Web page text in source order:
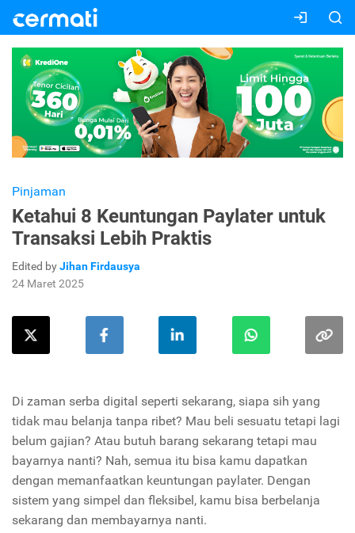
Pinjaman
Ketahui 8 Keuntungan Paylater untuk
Transaksi Lebih Praktis
Edited byJihan Firdausya
24 Maret 2025
Di zaman serba digital seperti sekarang, siapa sih yang
tidak mau belanja tanpa ribet? Mau beli sesuatu tetapi lagi
belum gajian? Atau butuh barang sekarang tetapi mau
bayarnya nanti? Nah, semua itu bisa kamu dapatkan
dengan memanfaatkan keuntungan paylater. Dengan
sistem yang simpel dan fleksibel, kamu bisa berbelanja
sekarang dan membayarnya nanti.